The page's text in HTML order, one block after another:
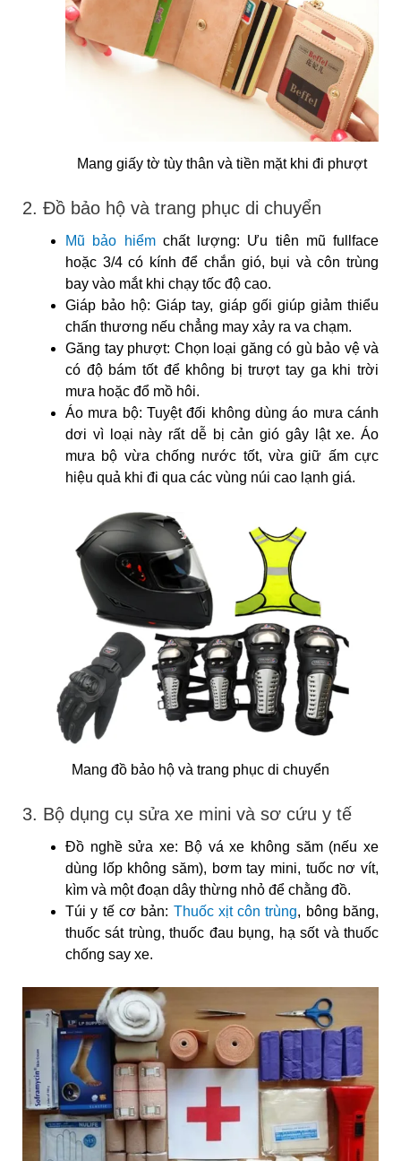
Mang giấy tờ tùy thân và tiền mặt khi đi phượt
2. Đồ bảo hộ và trang phục di chuyển
Mũ bảo hiểmchất lượng: Ưu tiên mũ fullface
hoặc 3/4 có kính để chắn gió, bụi và côn trùng
bay vào mắt khi chạy tốc độ cao.
Giáp bảo hộ: Giáp tay, giáp gối giúp giảm thiểu
chấn thương nếu chẳng may xảy ra va chạm.
Găng tay phượt: Chọn loại găng có gù bảo vệ và
có độ bám tốt để không bị trượt tay ga khi trời
mưa hoặc đổ mồ hôi.
Áo mưa bộ: Tuyệt đối không dùng áo mưa cánh
dơi vì loại này rất dễ bị cản gió gây lật xe. Áo
mưa bộ vừa chống nước tốt, vừa giữ ấm cực
hiệu quả khi đi qua các vùng núi cao lạnh giá.
Mang đồ bảo hộ và trang phục di chuyển
3. Bộ dụng cụ sửa xe mini và sơ cứu y tế
Đồ nghề sửa xe: Bộ vá xe không săm (nếu xe
dùng lốp không săm), bơm tay mini, tuốc nơ vít,
kìm và một đoạn dây thừng nhỏ để chằng đồ.
Túi y tế cơ bản: Thuốc xịt côn trùng, bông băng,
thuốc sát trùng, thuốc đau bụng, hạ sốt và thuốc
chống say xe.